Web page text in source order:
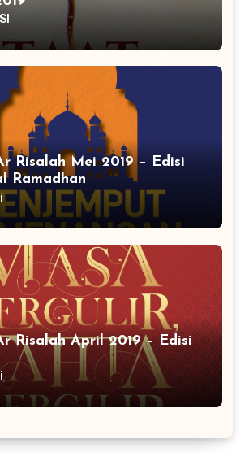
Risalah Mei 2019 – Edisi
Ramadhan
Risalah April 2019 – Edisi